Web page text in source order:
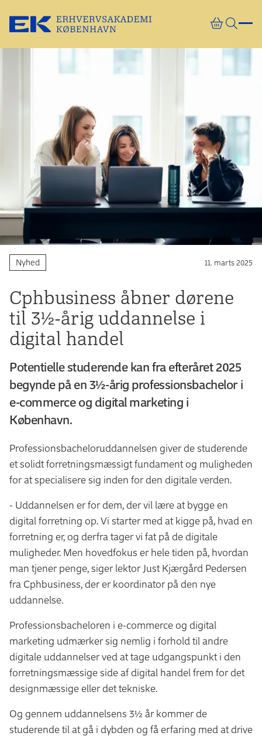
Nyhed 11. marts 2025
Cphbusiness åbner dørene
til 3½-årig uddannelse i
digital handel
Potentielle studerende kan fra efteråret 2025
begynde på en 3½-årig professionsbachelor i
e-commerce og digital marketing i
København.
Professionsbacheloruddannelsen giver de studerende
et solidt forretningsmæssigt fundament og muligheden
for at specialisere sig inden for den digitale verden.
- Uddannelsen er for dem, der vil lære at bygge en
digital forretning op. Vi starter med at kigge på, hvad en
forretning er, og derfra tager vi fat på de digitale
muligheder. Men hovedfokus er hele tiden på, hvordan
man tjener penge, siger lektor Just Kjærgård Pedersen
fra Cphbusiness, der er koordinator på den nye
uddannelse.
Professionsbacheloren i e-commerce og digital
marketing udmærker sig nemlig i forhold til andre
digitale uddannelser ved at tage udgangspunkt i den
forretningsmæssige side af digital handel frem for det
designmæssige eller det tekniske.
Og gennem uddannelsens 3½ år kommer de
studerende til at gå i dybden og få erfaring med at drive